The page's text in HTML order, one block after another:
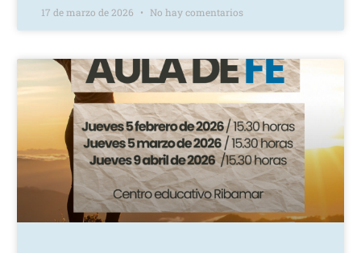
17 de marzo de 2026 No hay comentarios